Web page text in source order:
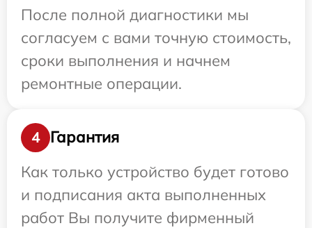
После полной диагностики мы
согласуем с вами точную стоимость,
сроки выполнения и начнем
ремонтные операции.
4
Гарантия
Как только устройство будет готово
и подписания акта выполненных
работ Вы получите фирменный